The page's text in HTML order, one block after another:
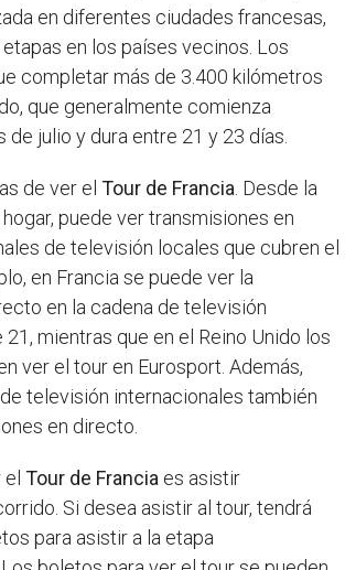
en diferentes ciudades francesas,
en los países vecinos. Los
completar más de 3.400 kilómetros
que generalmente comienza
julio y dura entre 21 y 23 días.
de ver el Tour de Francia . Desde la
puede ver transmisiones en
de televisión locales que cubren el
en Francia se puede ver la
en la cadena de televisión
mientras que en el Reino Unido los
ver el tour en Eurosport. Además,
televisión internacionales también
en directo.
el Tour de Francia es asistir
Si desea asistir al tour, tendrá
para asistir a la etapa